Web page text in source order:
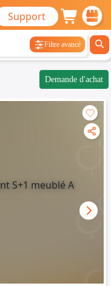
Support
Filtre avancé
Demande d'achat